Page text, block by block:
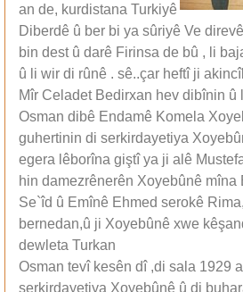
an de, kurdistana Turkiyê
Diberdê û ber bi ya sûriyê Ve
bin dest û darê Firinsa de bû , li
û li wir di rûnê . sê..çar heftî ji
Mîr Celadet Bedirxan hev dibînin û
Osman dibê Endamê Komela
guhertinin di serkirdayetiya
egera lêborîna giştî ya ji alê
hin damezrênerên Xoyebûnê mîna
Se`îd û Emînê Ehmed serokê
bernedan,û ji Xoyebûnê xwe
dewleta Turkan
Osman tevî kesên dî ,di sala 1929
serkirdayetiya Xoyebûnê û di